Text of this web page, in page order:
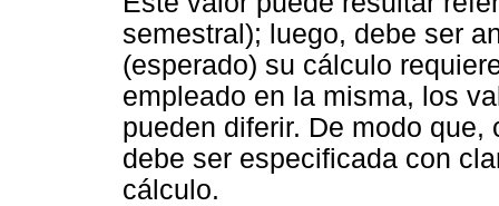
semestral); luego, debe ser
(esperado) su cálculo
empleado en la misma, los
pueden diferir. De modo
debe ser especificada con
cálculo.